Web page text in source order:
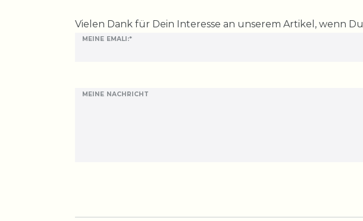
Vielen Dank für Dein Interesse an unserem Artikel, wenn Du
MEINE EMALI:*
MEINE NACHRICHT
Ceres::Template.mailFormHoneypotLabel